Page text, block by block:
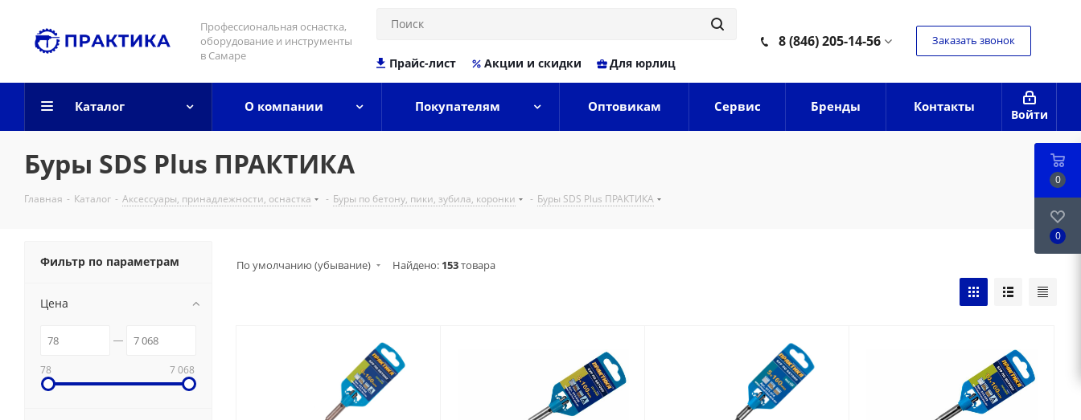
Профессиональная оснастка,
оборудование и инструменты
в Самаре
Прайс-лист Акции и скидки Для юрлиц
8 (846) 205-14-56 Заказать звонок
Войти
Каталог О компании Покупателям Оптовикам Сервис Бренды Контакты
Буры SDS Plus ПРАКТИКА
Главная - Каталог - Аксессуары, принадлежности, оснастка - Буры по бетону, пики, зубила, коронки - Буры SDS Plus ПРАКТИКА
По умолчанию (убывание) Найдено: 153товара
Фильтр по параметрам
Цена
78 7 068
0
0